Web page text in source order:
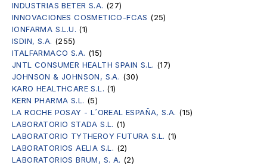
INDUSTRIAS BETER S.A. (27)
INNOVACIONES COSMETICO-FCAS (25)
IONFARMA S.L.U. (1)
ISDIN, S.A. (255)
ITALFARMACO S.A. (15)
JNTL CONSUMER HEALTH SPAIN S.L. (17)
JOHNSON & JOHNSON, S.A. (30)
KARO HEALTHCARE S.L. (1)
KERN PHARMA S.L. (5)
LA ROCHE POSAY - L´OREAL ESPAÑA, S.A. (15)
LABORATORIO STADA S.L. (1)
LABORATORIO TYTHEROY FUTURA S.L. (1)
LABORATORIOS AELIA S.L. (2)
LABORATORIOS BRUM, S. A. (2)